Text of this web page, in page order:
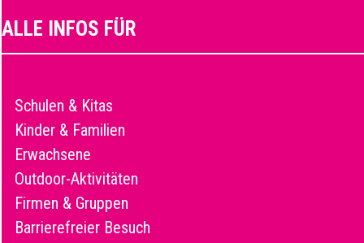
ALLE INFOS FÜR
Schulen & Kitas
Kinder & Familien
Erwachsene
Outdoor-Aktivitäten
Firmen & Gruppen
Barrierefreier Besuch